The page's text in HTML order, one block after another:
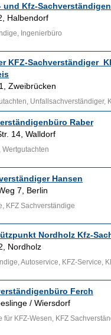
und Kfz-
Halbendorf
Ingenierbüro
KFZ-Sachverständiger
Zweibrücken
Unfallsachverständiger,
Raber
14, Walldorf
Hansen
7, Berlin
KFZ Sachverständige
Nordholz Kfz-
Nordholz
Autoservice, KFZ-Service,
Ferch
/ Wiersdorf
für KFZ-Wesen, KFZ